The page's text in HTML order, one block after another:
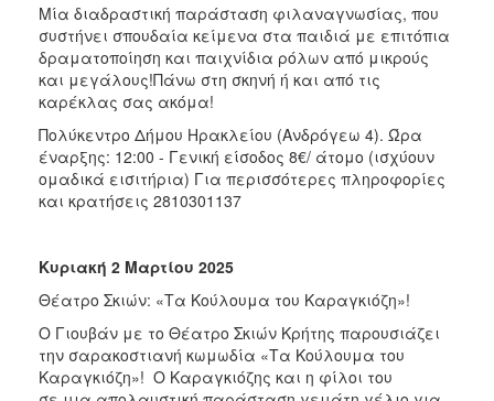
Μία διαδραστική παράσταση φιλαναγνωσίας, που
συστήνει σπουδαία κείμενα στα παιδιά με επιτόπια
δραματοποίηση και παιχνίδια ρόλων από μικρούς
και μεγάλους!Πάνω στη σκηνή ή και από τις
καρέκλας σας ακόμα!
Πολύκεντρο Δήμου Ηρακλείου (Ανδρόγεω 4). Ώρα
έναρξης: 12:00 - Γενική είσοδος 8€/ άτομο (ισχύουν
ομαδικά εισιτήρια) Για περισσότερες πληροφορίες
και κρατήσεις 2810301137
Κυριακή 2 Μαρτίου 2025
Θέατρο Σκιών: «Τα Κούλουμα του Καραγκιόζη»!
Ο Γιουβάν με το Θέατρο Σκιών Κρήτης παρουσιάζει
την σαρακοστιανή κωμωδία «Τα Κούλουμα του
Καραγκιόζη»! Ο Καραγκιόζης και η φίλοι του